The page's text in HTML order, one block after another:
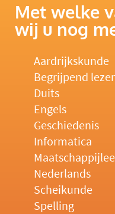
Met welke
wij u nog
Aardrijkskunde
Begrijpend
Duits
Engels
Geschiedenis
Informatica
Nederlands
Scheikunde
Spelling